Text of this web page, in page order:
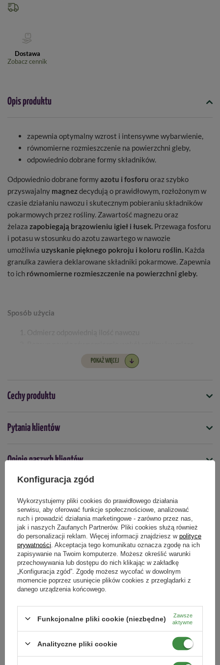
Dostawa
Zobacz cennik
Opis produktu
zapewnia optymalny wzrost i intensywne wybarwienie,
równomierne rozmieszczenie na powierzchni gleby,
odpowiednio dobrane formy składników.
Odpowiednio dobrane formyazotu i fosforu oraz szybko
przyswajalny magnezdecydują o prawidłowym, rozłożonym w
czasie działaniu nawozu i skutecznym pobieraniu składników
pokarmowych przez rośliny. Zawartość magnezu oraz
żelaza zapobiegają brązowieniu igieł i łusek. Przewaga fosforu
i potasu w stosunku do azotu zawartego w nawozie
umożliwia uzyskanie pięknego pokroju i koloru roślin. Każda
granulka zawiera deklarowane składniki pokarmowe. Zapewnia
to ich równomierne rozmieszczenie na powierzchni gleby.
Sposób użycia
Odmierz odpowiednią ilość nawozu
możliwości wymieszaj z wierzchnią warstwą gleby.
Po zastosowaniu nawozu roślinę obficie podlej wodą.
Wielkość opakowania:
fosfor (P),
potas (K),
magnez (Mg),
wapń (Ca),
siarka (S),
bor (B),
miedź (Cu),
żelazo (Fe),
molibden (Mo),
cynk (Zn).
POKAŻ WIĘCEJ
Cechy produktu
Symbol
5907102011413
kwiecień maj czerwiec lipiec sierpień
Forma
Typ nawozu
mineralny
Podmiot odpowiedzialny za ten produkt na terenie UE Więcej
Pytania klientów
Opinie naszych klientów
Produkty powiązane
Goteo Regeneracja Trawniki i
Odżywka Nawozowa Do
Konfiguracja zgód
Wykorzystujemy pliki cookies do prawidłowego działania
serwisu, aby oferować funkcje społecznościowe, analizować
ruch i prowadzić działania marketingowe - zarówno przez nas,
jak i naszych Zaufanych Partnerów. Pliki cookies służą również
do personalizacji reklam. Więcej informacji znajdziesz w polityce
prywatności . Akceptacja tego komunikatu oznacza zgodę na ich
zapisywanie na Twoim komputerze. Możesz określić warunki
przechowywania lub dostępu do nich klikając w zakładkę
„Konfiguracja zgód”. Zgodę możesz wycofać w dowolnym
momencie poprzez usunięcie plików cookies z przeglądarki z
danego urządzenia końcowego.
Funkcjonalne pliki cookie (niezbędne)
Zawsze
aktywne
Analityczne pliki cookie